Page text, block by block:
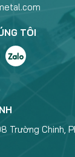
TÔI
Trường Chinh,